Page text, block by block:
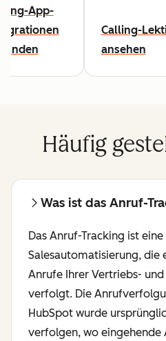
App-
Calling-
ansehen
Häufig
Was ist das Anruf-
Das Anruf-Tracking ist
Salesautomatisierung, die
Anrufe Ihrer Vertriebs-
verfolgt. Die
HubSpot wurde
verfolgen, wo eingehende